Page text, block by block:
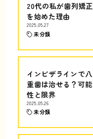
20代の私が歯列矯正
を始めた理由
2025.05.27
未分類
インビザラインで八
重歯は治せる？可能
性と限界
2025.05.26
未分類